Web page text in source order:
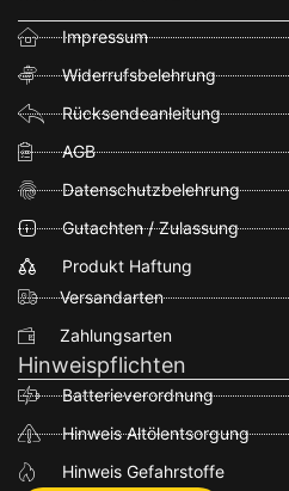
Impressum
Widerrufsbelehrung
Rücksendeanleitung
AGB
Datenschutzbelehrung
Gutachten / Zulassung
Produkt Haftung
Versandarten
Zahlungsarten
Hinweispflichten
Batterieverordnung
Hinweis Altölentsorgung
Hinweis Gefahrstoffe